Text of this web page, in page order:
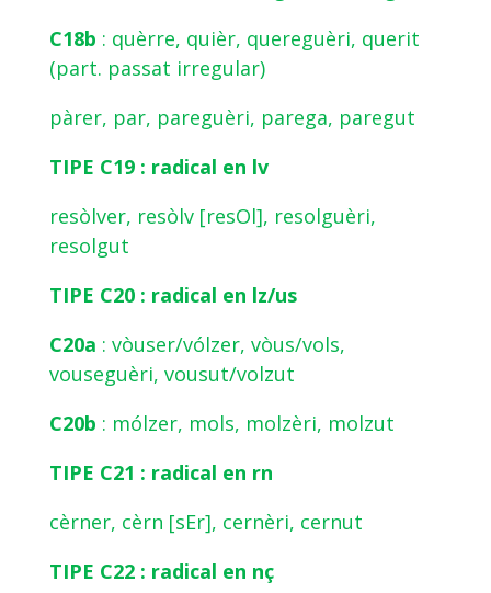
C18b : quèrre, quièr, quereguèri, querit
(part. passat irregular)
pàrer, par, pareguèri, parega, paregut
TIPE C19 : radical en lv
resòlver, resòlv [resOl], resolguèri,
resolgut
TIPE C20 : radical en lz/us
C20a : vòuser/vólzer, vòus/vols,
vouseguèri, vousut/volzut
C20b : mólzer, mols, molzèri, molzut
TIPE C21 : radical en rn
cèrner, cèrn [sEr], cernèri, cernut
TIPE C22 : radical en nç